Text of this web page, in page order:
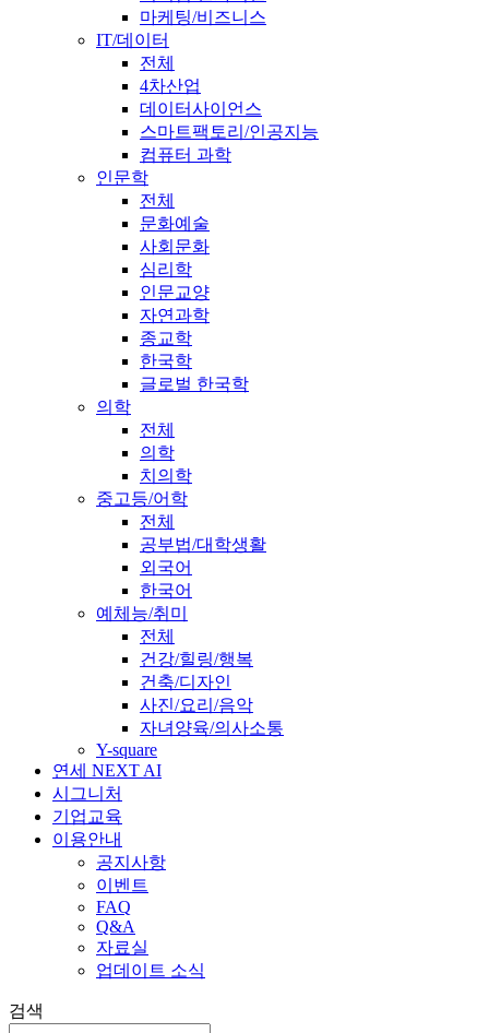
마케팅/비즈니스
IT/데이터
전체
4차산업
데이터사이언스
스마트팩토리/인공지능
컴퓨터 과학
인문학
전체
문화예술
사회문화
심리학
인문교양
자연과학
종교학
한국학
글로벌 한국학
의학
전체
의학
치의학
중고등/어학
전체
공부법/대학생활
외국어
한국어
예체능/취미
전체
건강/힐링/행복
건축/디자인
사진/요리/음악
자녀양육/의사소통
Y-square
연세 NEXT AI
시그니처
기업교육
이용안내
공지사항
이벤트
FAQ
Q&A
자료실
업데이트 소식
검색